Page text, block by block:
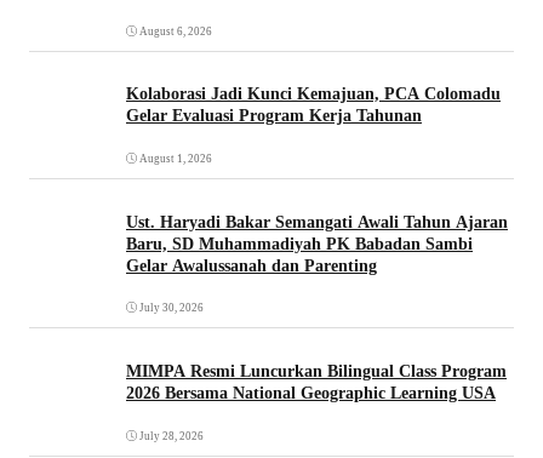
August 6, 2026
Kolaborasi Jadi Kunci Kemajuan, PCA Colomadu
Gelar Evaluasi Program Kerja Tahunan
August 1, 2026
Ust. Haryadi Bakar Semangati Awali Tahun Ajaran
Baru, SD Muhammadiyah PK Babadan Sambi
Gelar Awalussanah dan Parenting
July 30, 2026
MIMPA Resmi Luncurkan Bilingual Class Program
2026 Bersama National Geographic Learning USA
July 28, 2026